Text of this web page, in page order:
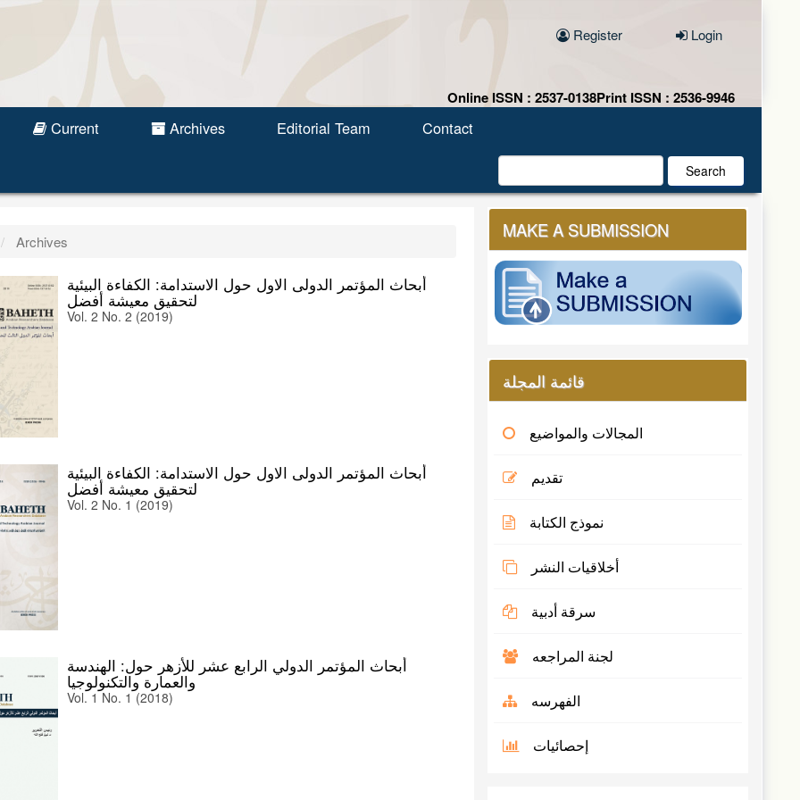
Register Login
Online ISSN : 2537-0138Print ISSN : 2536-9946
Current Archives Editorial Team Contact
Search
Archives
أبحاث المؤتمر الدولى الاول حول الاستدامة: الكفاءة البيئية
لتحقيق معيشة أفضل
Vol. 2 No. 2 (2019)
أبحاث المؤتمر الدولى الاول حول الاستدامة: الكفاءة البيئية
لتحقيق معيشة أفضل
Vol. 2 No. 1 (2019)
أبحاث المؤتمر الدولي الرابع عشر للأزهر حول: الهندسة
والعمارة والتكنولوجيا
Vol. 1 No. 1 (2018)
MAKE A SUBMISSION
قائمة المجلة
المجالات والمواضيع
تقديم
نموذج الكتابة
أخلاقيات النشر
سرقة أدبية
لجنة المراجعه
الفهرسه
إحصائيات